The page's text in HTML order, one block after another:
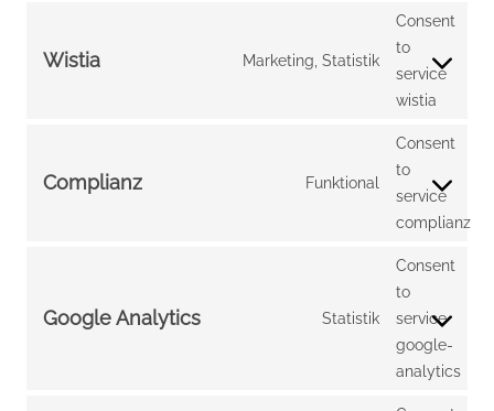
Wistia Marketing, Statistik
Consent
to
service
wistia
Complianz Funktional
Consent
to
service
complianz
Google Analytics Statistik
Consent
to
service
google-
analytics